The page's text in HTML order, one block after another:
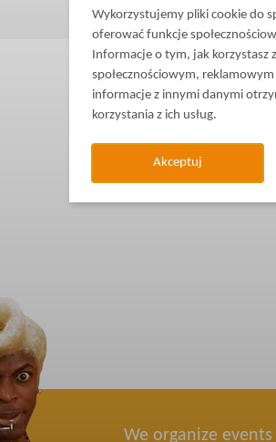
We organize
Wykorzystujemy pliki cookie do
oferować funkcje
Informacje o tym, jak korzystasz
społecznościowym,
informacje z innymi danymi
korzystania z ich usług.
Akceptuj